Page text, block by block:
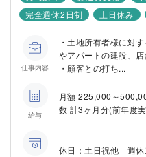
完全週休2日制
土日休み
仕事内容
・土地所有者様に対
やアパートの建設、
・顧客との打ち...
給与
月額 225,000～
数 計3ヶ月分(前年度
休日：土日祝他 週